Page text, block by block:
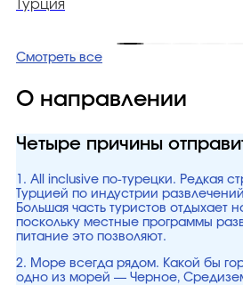
Турция
Смотреть все
О направлении
Четыре причины
1. All inclusive по-турецки. Редкая
Турцией по индустрии
Большая часть туристов отдыхает
поскольку местные программы
питание это позволяют.
2. Море всегда рядом. Какой бы
одно из морей — Черное,